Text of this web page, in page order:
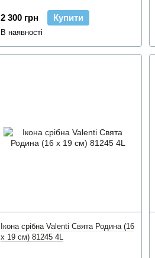
2 300 грн Купити
В наявності
Ікона срібна Valenti Свята Родина (16
x 19 см) 81245 4L